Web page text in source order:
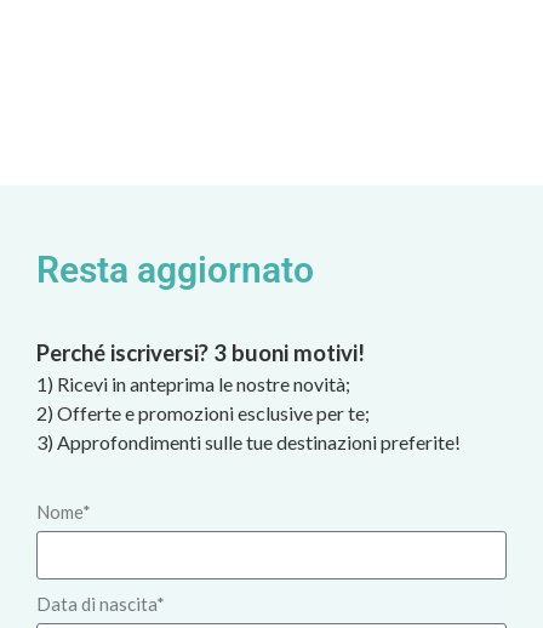
Resta aggiornato
Perché iscriversi? 3 buoni motivi!
1) Ricevi in anteprima le nostre novità;
2) Offerte e promozioni esclusive per te;
3) Approfondimenti sulle tue destinazioni preferite!
Nome*
Data di nascita*